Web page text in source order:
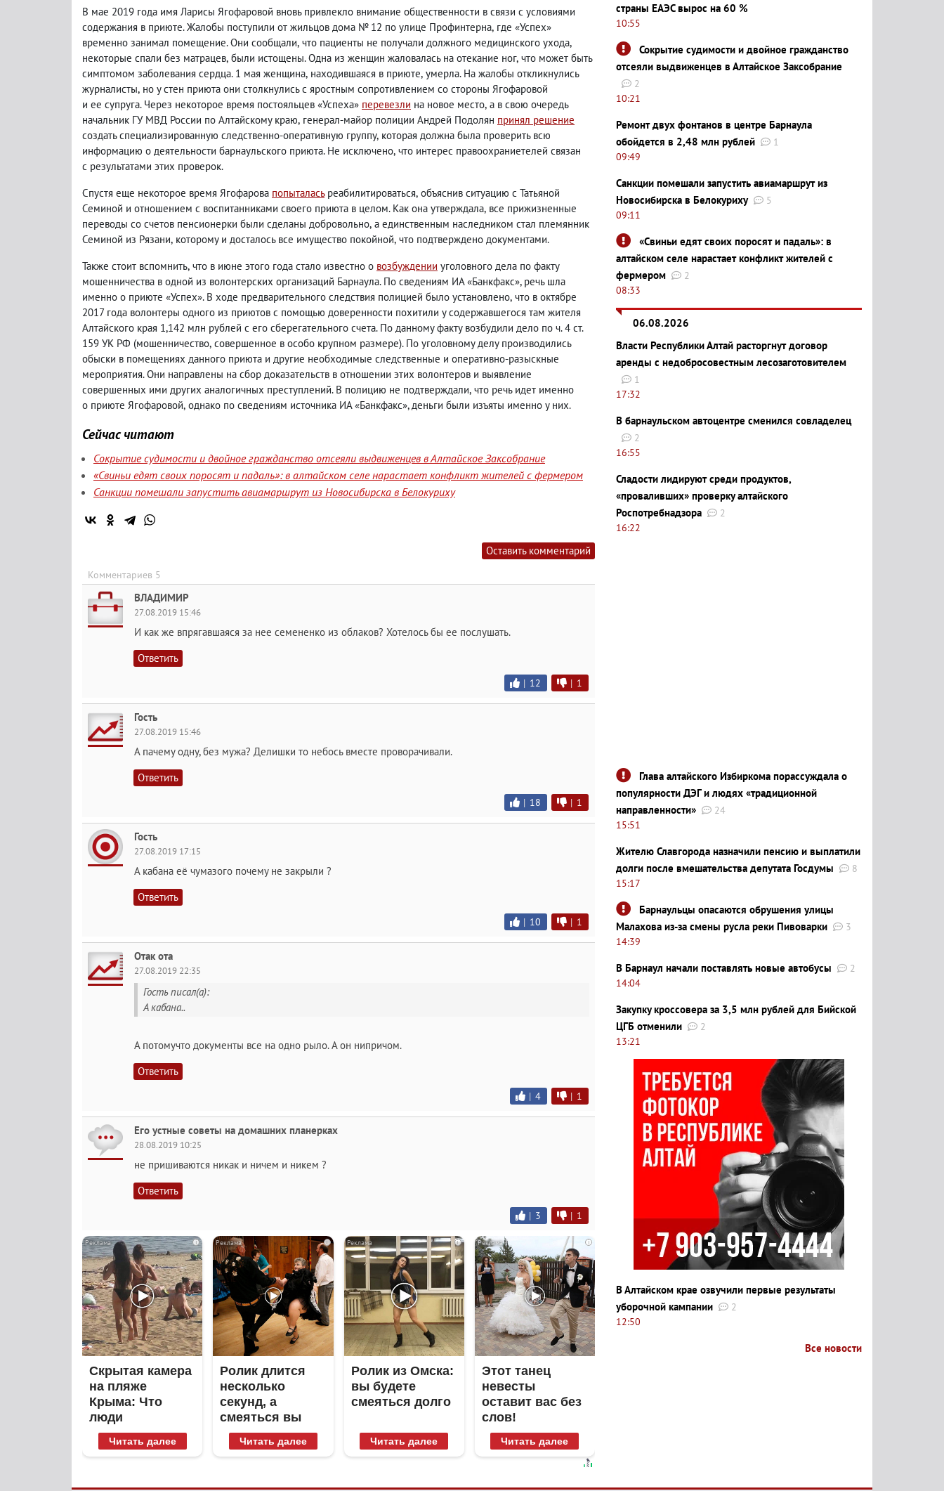
В мае 2019 года имя Ларисы Ягофаровой вновь привлекло внимание общественности в связи с условиями
содержания в приюте. Жалобы поступили от жильцов дома № 12 по улице Профинтерна, где «Успех»
временно занимал помещение. Они сообщали, что пациенты не получали должного медицинского ухода,
некоторые спали без матрацев, были истощены. Одна из женщин жаловалась на отекание ног, что может быть
симптомом заболевания сердца. 1 мая женщина, находившаяся в приюте, умерла. На жалобы откликнулись
журналисты, но у стен приюта они столкнулись с яростным сопротивлением со стороны Ягофаровой
и ее супруга. Через некоторое время постояльцев «Успеха» перевезли на новое место, а в свою очередь
начальник ГУ МВД России по Алтайскому краю, генерал-майор полиции Андрей Подолян принял решение
создать специализированную следственно-оперативную группу, которая должна была проверить всю
информацию о деятельности барнаульского приюта. Не исключено, что интерес правоохраниетелей связан
с результатами этих проверок.
Спустя еще некоторое время Ягофарова попыталасьреабилитироваться, объяснив ситуацию с Татьяной
Семиной и отношением с воспитанниками своего приюта в целом. Как она утверждала, все прижизненные
переводы со счетов пенсионерки были сделаны добровольно, а единственным наследником стал племянник
Семиной из Рязани, которому и досталось все имущество покойной, что подтверждено документами.
Также стоит вспомнить, что в июне этого года стало известно о возбуждении уголовного дела по факту
мошенничества в одной из волонтерских организаций Барнаула. По сведениям ИА «Банкфакс», речь шла
именно о приюте «Успех». В ходе предварительного следствия полицией было установлено, что в октябре
2017 года волонтеры одного из приютов с помощью доверенности похитили у содержавшегося там жителя
Алтайского края 1,142 млн рублей с его сберегательного счета. По данному факту возбудили дело по ч. 4 ст.
159 УК РФ (мошенничество, совершенное в особо крупном размере). По уголовному делу производились
обыски в помещениях данного приюта и другие необходимые следственные и оперативно-разыскные
мероприятия. Они направлены на сбор доказательств в отношении этих волонтеров и выявление
совершенных ими других аналогичных преступлений. В полицию не подтверждали, что речь идет именно
о приюте Ягофаровой, однако по сведениям источника ИА «Банкфакс», деньги были изъяты именно у них.
Сейчас читают
Сокрытие судимости и двойное гражданство отсеяли выдвиженцев в Алтайское Заксобрание
«Свиньи едят своих поросят и падаль»: в алтайском селе нарастает конфликт жителей с фермером
Санкции помешали запустить авиамаршрут из Новосибирска в Белокуриху
Оставить комментарий
Комментариев 5
ВЛАДИМИР
27.08.2019 15:46
И как же впрягавшаяся за нее семененко из облаков? Хотелось бы ее послушать.
Ответить
| 12 | 1
Гость
27.08.2019 15:46
А пачему одну, без мужа? Делишки то небось вместе проворачивали.
Ответить
| 18 | 1
Гость
27.08.2019 17:15
А кабана её чумазого почему не закрыли ?
Ответить
| 10 | 1
Отак ота
27.08.2019 22:35
Гость писал(а):
А кабана..
А потомучто документы все на одно рыло. А он нипричом.
Ответить
| 4 | 1
Его устные советы на домашних планерках
28.08.2019 10:25
не пришиваются никак и ничем и никем ?
Ответить
| 3 | 1
i
Скрытая камера
на пляже
Крыма: Что
люди
вытворяют,
когда их не
Читать далее
i
Ролик длится
несколько
секунд, а
смеяться вы
будете долго
Читать далее
i
Ролик из Омска:
вы будете
смеяться долго
Читать далее
i
Этот танец
невесты
оставит вас без
слов!
Пересмотрела
10 раз
Читать далее
страны ЕАЭС вырос на 60 %
10:55
Сокрытие судимости и двойное гражданство
отсеяли выдвиженцев в Алтайское Заксобрание
2
10:21
Ремонт двух фонтанов в центре Барнаула
обойдется в 2,48 млн рублей
1
09:49
Санкции помешали запустить авиамаршрут из
Новосибирска в Белокуриху
5
09:11
«Свиньи едят своих поросят и падаль»: в
алтайском селе нарастает конфликт жителей с
фермером
2
08:33
06.08.2026
Власти Республики Алтай расторгнут договор
аренды с недобросовестным лесозаготовителем
1
17:32
В барнаульском автоцентре сменился совладелец
2
16:55
Сладости лидируют среди продуктов,
«проваливших» проверку алтайского
Роспотребнадзора
2
16:22
Глава алтайского Избиркома порассуждала о
популярности ДЭГ и людях «традиционной
направленности»
24
15:51
Жителю Славгорода назначили пенсию и выплатили
долги после вмешательства депутата Госдумы
8
15:17
Барнаульцы опасаются обрушения улицы
Малахова из-за смены русла реки Пивоварки
3
14:39
В Барнаул начали поставлять новые автобусы
2
14:04
Закупку кроссовера за 3,5 млн рублей для Бийской
ЦГБ отменили
2
13:21
В Алтайском крае озвучили первые результаты
уборочной кампании
2
12:50
Все новости